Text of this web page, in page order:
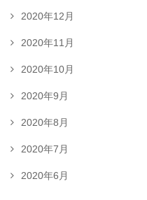
2020年12月
2020年11月
2020年10月
2020年9月
2020年8月
2020年7月
2020年6月